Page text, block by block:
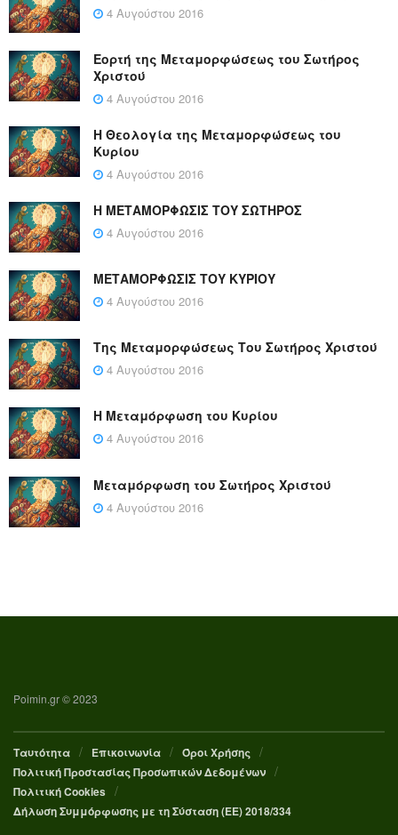
4 Αυγούστου 2016
Εορτή της Μεταμορφώσεως του Σωτήρος
Χριστού
4 Αυγούστου 2016
Η Θεολογία της Μεταμορφώσεως του
Κυρίου
4 Αυγούστου 2016
Η ΜΕΤΑΜΟΡΦΩΣΙΣ ΤΟΥ ΣΩΤΗΡΟΣ
4 Αυγούστου 2016
ΜΕΤΑΜΟΡΦΩΣΙΣ ΤΟΥ ΚΥΡΙΟΥ
4 Αυγούστου 2016
Της Μεταμορφώσεως Του Σωτήρος Χριστού
4 Αυγούστου 2016
Η Μεταμόρφωση του Κυρίου
4 Αυγούστου 2016
Μεταμόρφωση του Σωτήρος Χριστού
4 Αυγούστου 2016
Poimin.gr © 2023
Ταυτότητα Επικοινωνία
Όροι Χρήσης
Πολιτική Προστασίας Προσωπικών Δεδομένων
Πολιτική Cookies
Δήλωση Συμμόρφωσης με τη Σύσταση (ΕΕ) 2018/334